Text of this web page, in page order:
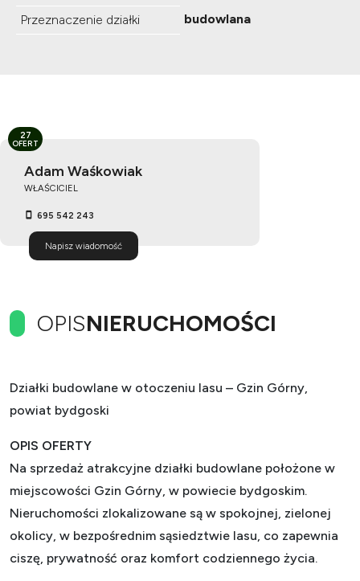
Przeznaczenie działki
budowlana
Adam Waśkowiak
WŁAŚCICIEL
695 542 243
Napisz wiadomość
27
OFERT
OPISNIERUCHOMOŚCI
Działki budowlane w otoczeniu lasu – Gzin Górny,
powiat bydgoski
OPIS OFERTY
Na sprzedaż atrakcyjne działki budowlane położone w
miejscowości Gzin Górny, w powiecie bydgoskim.
Nieruchomości zlokalizowane są w spokojnej, zielonej
okolicy, w bezpośrednim sąsiedztwie lasu, co zapewnia
ciszę, prywatność oraz komfort codziennego życia.